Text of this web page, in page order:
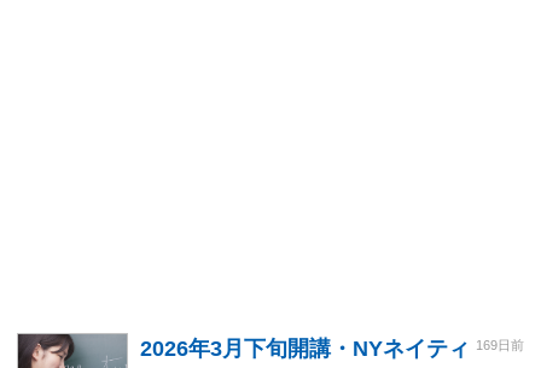
2026年3月下旬開講・NYネイティ
169日前